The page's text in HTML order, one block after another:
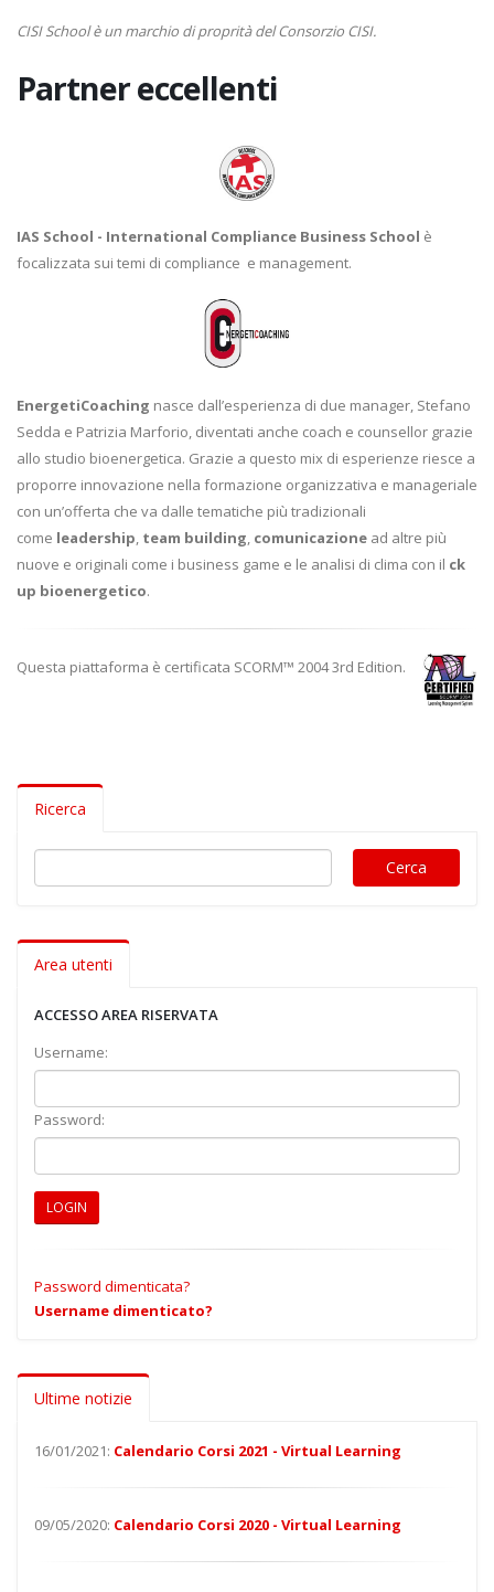
CISI School è un marchio di proprità del Consorzio CISI.
Partner eccellenti
IAS School - International Compliance Business School è
focalizzata sui temi di compliance e management.
EnergetiCoaching nasce dall’esperienza di due manager, Stefano
Sedda e Patrizia Marforio, diventati anche coach e counsellor grazie
allo studio bioenergetica. Grazie a questo mix di esperienze riesce a
proporre innovazione nella formazione organizzativa e manageriale
con un’offerta che va dalle tematiche più tradizionali
come leadership, team building, comunicazione ad altre più
nuove e originali come i business game e le analisi di clima con il ck
up bioenergetico.
Questa piattaforma è certificata SCORM™ 2004 3rd Edition.
Ricerca
Area utenti
ACCESSO AREA RISERVATA
Username:
Password:
LOGIN
Password dimenticata?
Username dimenticato?
Ultime notizie
16/01/2021: Calendario Corsi 2021 - Virtual Learning
09/05/2020: Calendario Corsi 2020 - Virtual Learning